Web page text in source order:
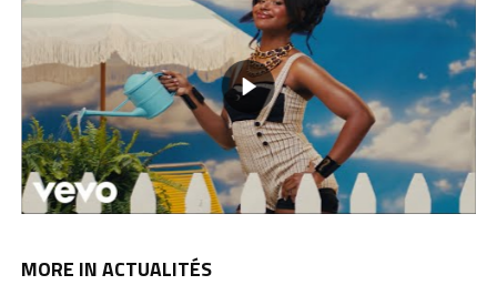
MORE IN ACTUALITÉS